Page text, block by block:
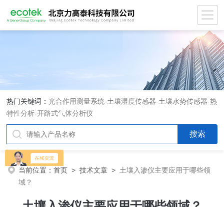
热门关键词：光合作用测量系统-土壤湿度传感器-土壤水势传感器-热
特性分析-开路式气体分析仪
当前位置：首页 >技术文章 > 土壤入渗仪主要应用于哪些领
域？